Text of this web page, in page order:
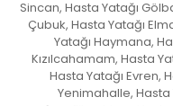
Sincan, Hasta Yatağı
Çubuk, Hasta Yatağı
Yatağı Haymana,
Kızılcahamam, Hasta
Hasta Yatağı Evren,
Yenimahalle, Hasta